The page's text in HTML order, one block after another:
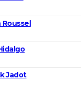
Roussel
Jadot